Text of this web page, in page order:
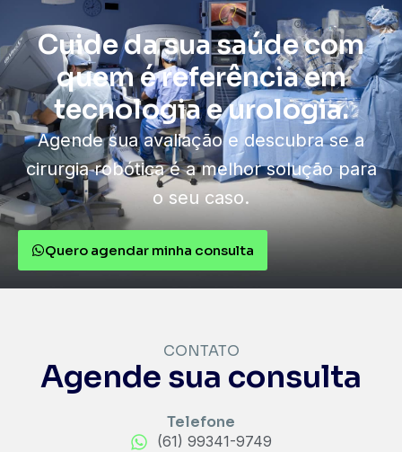
Cuide da sua saúde com
quem é referência em
tecnologia e urologia.
Agende sua avaliação e descubra se a
cirurgia robótica é a melhor solução para
o seu caso.
Quero agendar minha consulta
CONTATO
Agende sua consulta
Telefone
(61) 99341-9749